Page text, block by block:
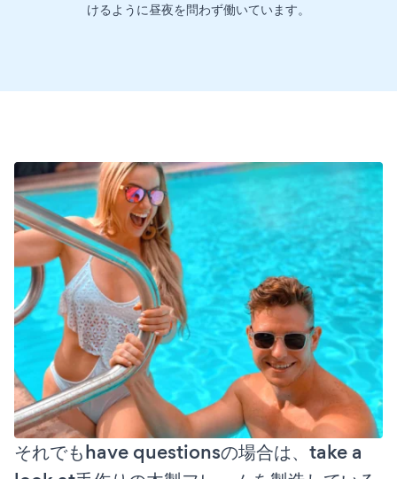
けるように昼夜を問わず働いています。
それでもhave questionsの場合は、take a